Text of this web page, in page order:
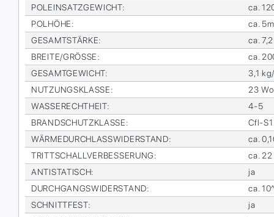
POL­EIN­SATZ­GE­WICHT:
ca.
POL­HÖ­HE:
ca.
GE­SAMT­STÄR­KE:
ca.
BREI­TE/GRÖS­SE:
ca.
GE­SAMT­GE­WICHT:
3,1
NUT­ZUNGS­KLAS­SE:
23
WAS­SE­RECHT­HEIT:
4-5
BRAND­SCHUTZ­KLAS­SE:
Cfl-S1
WÄR­ME­DURCH­LASS­WI­DER­STAND:
ca.
TRITT­SCHALL­VER­BES­SE­RUNG:
ca. 22
AN­TI­STA­TISCH:
ja
DURCH­GANGS­WI­DER­STAND:
ca.
SCHNITT­FEST:
ja